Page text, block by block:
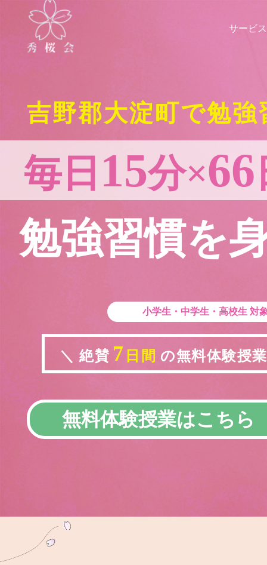
サービス
吉野郡大淀町で勉
毎日 15分×66
勉強習慣を
小学生・中学生・高校生 対
＼ 絶賛 7 日間 の無料体験授
無料体験授業はこちら